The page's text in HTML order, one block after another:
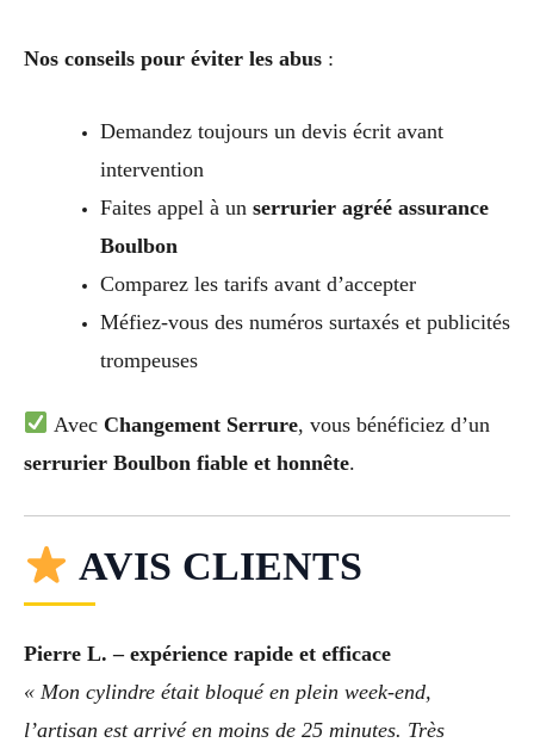
Nos conseils pour éviter les abus :
Demandez toujours un devis écrit avant
intervention
Faites appel à un serrurier agréé assurance
Boulbon
Comparez les tarifs avant d’accepter
Méfiez-vous des numéros surtaxés et publicités
trompeuses
Avec Changement Serrure, vous bénéficiez d’un
serrurier Boulbon fiable et honnête.
AVIS CLIENTS
Pierre L. – expérience rapide et efficace
« Mon cylindre était bloqué en plein week-end,
l’artisan est arrivé en moins de 25 minutes. Très